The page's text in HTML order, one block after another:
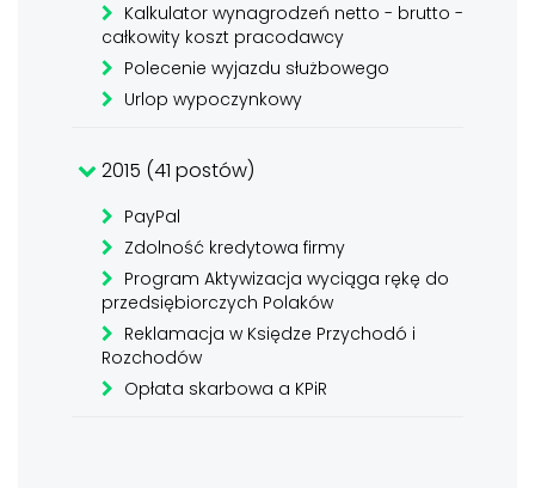
Kalkulator wynagrodzeń netto - brutto -
całkowity koszt pracodawcy
Polecenie wyjazdu służbowego
Urlop wypoczynkowy
2015 (41 postów)
PayPal
Zdolność kredytowa firmy
Program Aktywizacja wyciąga rękę do
przedsiębiorczych Polaków
Reklamacja w Księdze Przychodó i
Rozchodów
Opłata skarbowa a KPiR